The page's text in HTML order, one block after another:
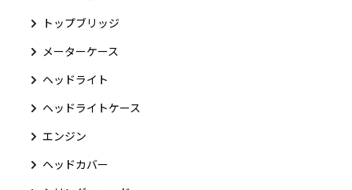
トップブリッジ
メーターケース
ヘッドライト
ヘッドライトケース
エンジン
ヘッドカバー